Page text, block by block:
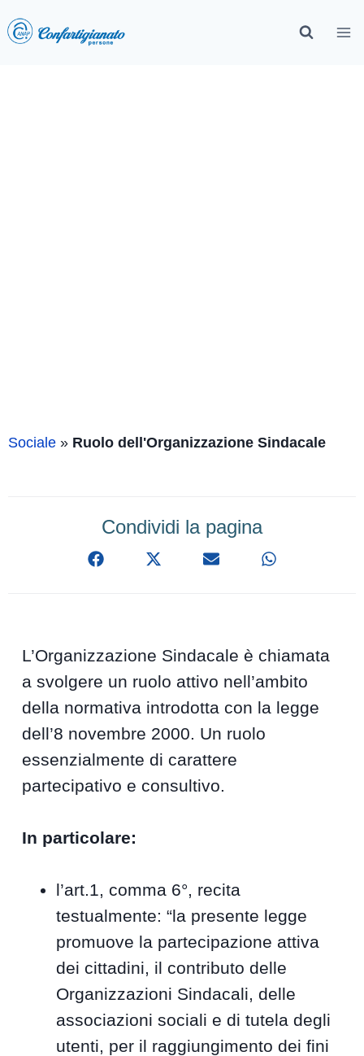
Sociale » Ruolo dell'Organizzazione Sindacale
Condividi la pagina
L’Organizzazione Sindacale è chiamata
a svolgere un ruolo attivo nell’ambito
della normativa introdotta con la legge
dell’8 novembre 2000. Un ruolo
essenzialmente di carattere
partecipativo e consultivo.
In particolare:
l’art.1, comma 6°, recita
testualmente: “la presente legge
promuove la partecipazione attiva
dei cittadini, il contributo delle
Organizzazioni Sindacali, delle
associazioni sociali e di tutela degli
utenti, per il raggiungimento dei fini